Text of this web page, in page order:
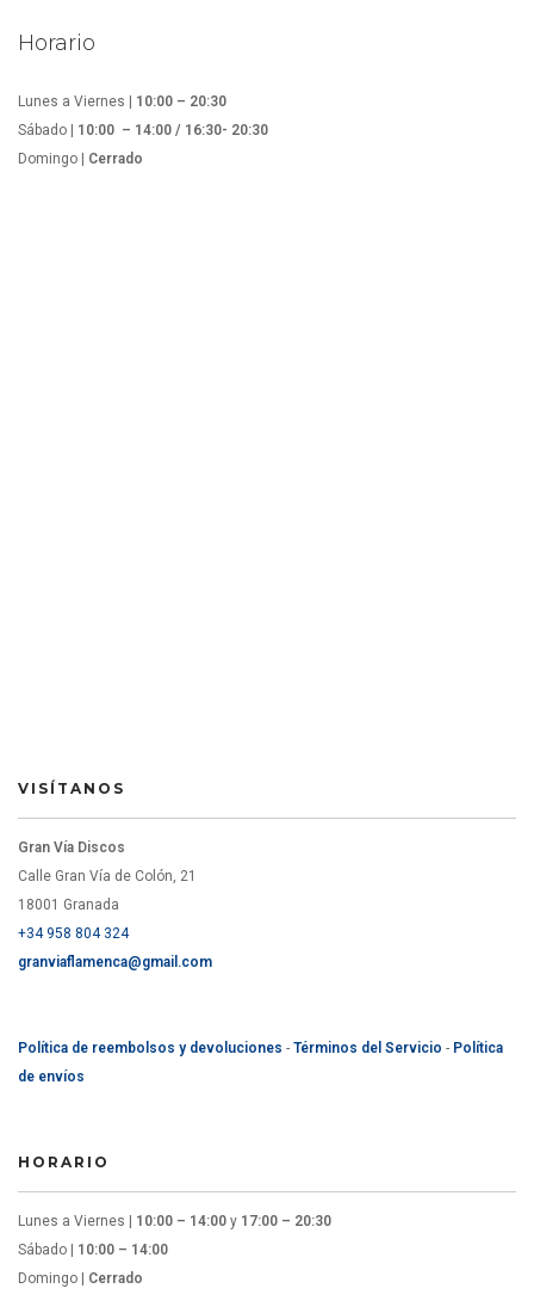
Horario
Lunes a Viernes | 10:00 – 20:30
Sábado | 10:00 – 14:00 / 16:30- 20:30
Domingo | Cerrado
VISÍTANOS
Gran Vía Discos
Calle Gran Vía de Colón, 21
18001 Granada
+34 958 804 324
granviaflamenca@gmail.com
Política de reembolsos y devoluciones - Términos del Servicio - Política
de envíos
HORARIO
Lunes a Viernes | 10:00 – 14:00 y 17:00 – 20:30
Sábado | 10:00 – 14:00
Domingo | Cerrado